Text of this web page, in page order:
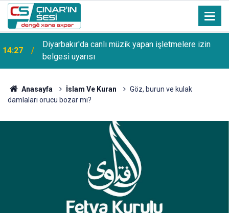
13:53 Şanlıurfa Bozova'da aranan hükümlü yakalandı
Anasayfa İslam Ve Kuran
Göz, burun ve kulak
damlaları orucu bozar mı?